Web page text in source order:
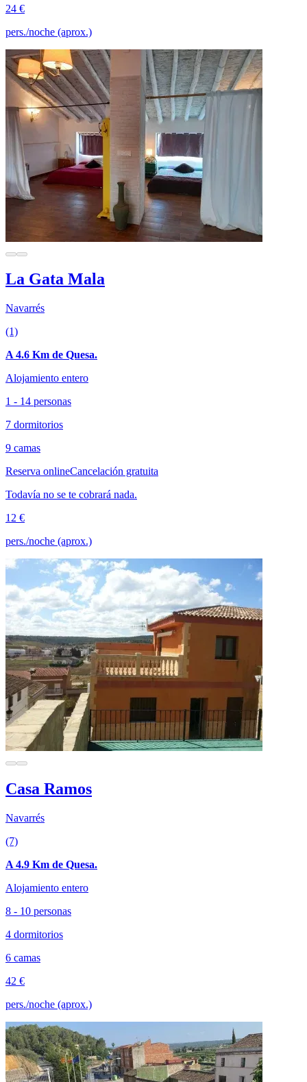
24 €
pers./noche (aprox.)
La Gata Mala
Navarrés
(1)
A 4.6 Km de Quesa.
Alojamiento entero
1 - 14 personas
7 dormitorios
9 camas
Reserva onlineCancelación gratuita
Todavía no se te cobrará nada.
12 €
pers./noche (aprox.)
Casa Ramos
Navarrés
(7)
A 4.9 Km de Quesa.
Alojamiento entero
8 - 10 personas
4 dormitorios
6 camas
42 €
pers./noche (aprox.)